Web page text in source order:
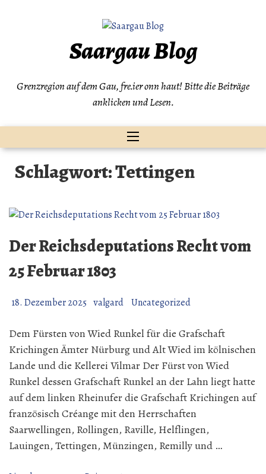
Saargau Blog
Grenzregion auf dem Gau, fre.ier onn haut! Bitte die Beiträge
anklicken und Lesen.
Schlagwort:Tettingen
Der Reichsdeputations Recht vom
25 Februar 1803
18. Dezember 2025 valgard Uncategorized
Dem Fürsten von Wied Runkel für die Grafschaft
Krichingen Ämter Nürburg und Alt Wied im kölnischen
Lande und die Kellerei Vilmar Der Fürst von Wied
Runkel dessen Grafschaft Runkel an der Lahn liegt hatte
auf dem linken Rheinufer die Grafschaft Krichingen auf
französisch Créange mit den Herrschaften
Saarwellingen, Rollingen, Raville, Helflingen,
Lauingen, Tettingen, Münzingen, Remilly und …